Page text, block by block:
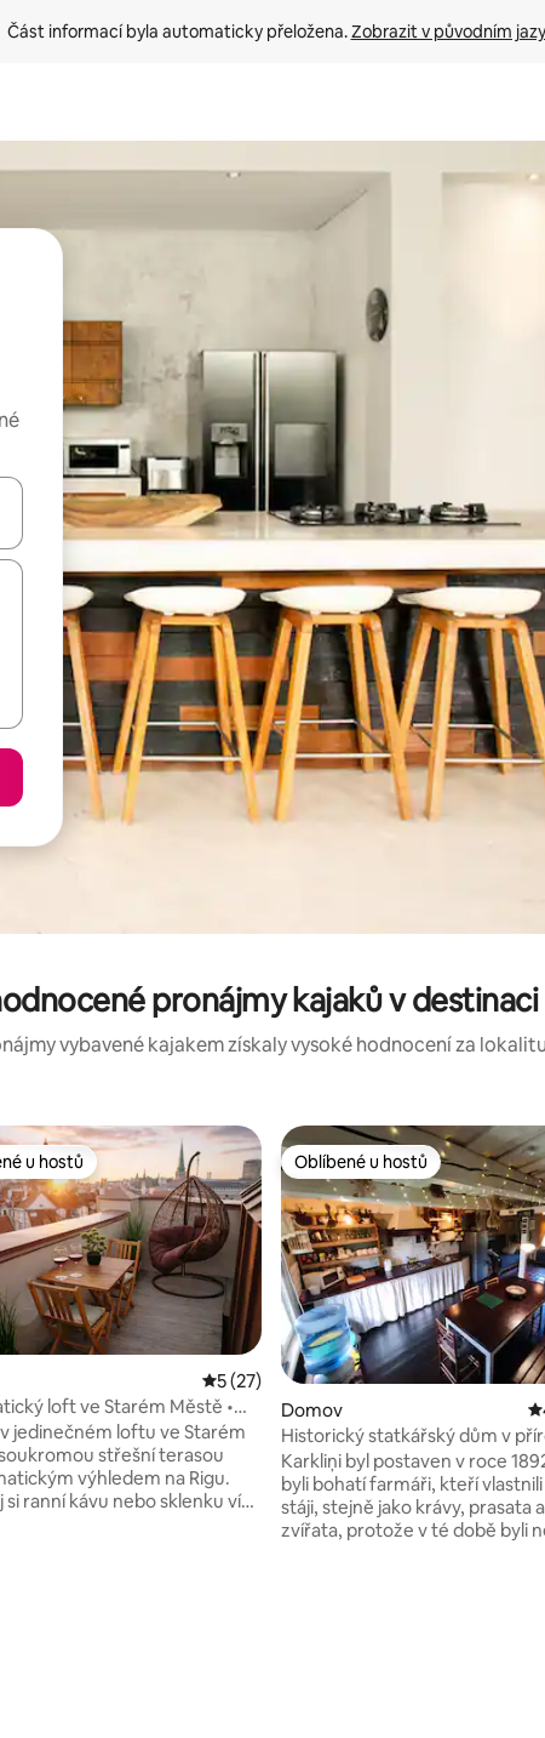
Část informací byla automaticky přeložena. Zobrazit v původním
pomocí šipek nahoru a dolů, dotykem nebo přejetím prstem.
pronájmy kajaků v
vybavené kajakem získaly vysoké hodnocení za
5 z 5, 13 hodnocení
kategorii Oblíbené u hostů
u hostů
Průměrné hodnocení 5 z 5, 27 hodnocení
5 (27)
loft ve Starém Městě •
jedinečném loftu ve Starém
střešní terasou
výhledem na Rigu.
ranní kávu nebo sklenku vína
Oblíbené u hostů
Oblíbené u hostů
Domov
Historický statkářský dům v
Kāŗkliņi
Karkliņi byl postaven v roce 1892
byli bohatí farmáři, kteří
stáji, stejně jako krávy, prasata
zvířata, protože v té době byli